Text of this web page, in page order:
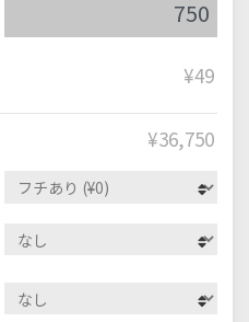
¥49
¥36,750